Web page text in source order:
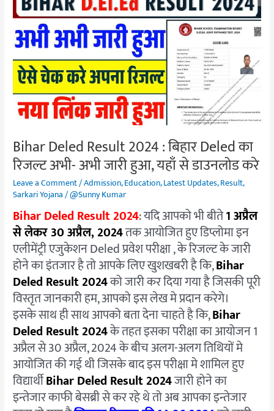
Bihar Deled Result 2024 : बिहार Deled का
रिजल्ट अभी- अभी जारी हुआ, यहाँ से डाउनलोड करे
Leave a Comment/Admission,Education,Latest Updates,Result,
Sarkari Yojana/@Sunny Kumar
Bihar Deled Result 2024: यदि आपको भी बीते1 अप्रैल
से लेकर 30 अप्रैल, 2024तक आयोजित हुए डिप्लोमा इन
एलीमेंट्री एजुकेशन Deled प्रवेश परीक्षा , के रिजल्ट के जारी
होने का इंतजार है तो आपके लिए खुशखबरी है कि,Bihar
Deled Result 2024को जारी कर दिया गया है जिसकी पूरी
विस्तृत जानकारी हम, आपको इस लेख मे प्रदान करेगे।
इसके साथ ही साथ आपको बता देना चाहते है कि,Bihar
Deled Result 2024के तहत इसका परीक्षा का आयोजन 1
अप्रैल से 30 अप्रैल, 2024 के बीच अलग-अलग तिथियों मे
आयोजित की गई थी जिसके बाद इस परीक्षा मे शामिल हुए
विद्यार्थीBihar Deled Result 2024जारी होने का
इन्तेजार काफी बेसब्री से कर रहे थे तो अब आपका इन्तेजार
Deled
2024
बिहार
Deled
का
रिजल्ट
अभी
जारी
यहाँ
डाउनलोड
करे